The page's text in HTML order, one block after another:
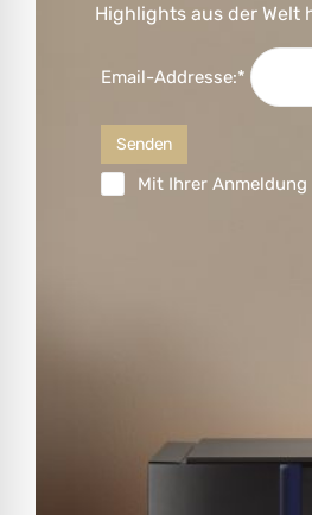
Highlights aus der
Email-Addresse:*
Mit Ihrer